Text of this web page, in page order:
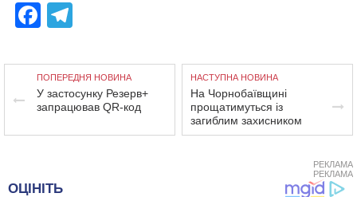
Facebook
ПОПЕРЕДНЯ НОВИНА
У застосунку Резерв+
запрацював QR-код
НАСТУПНА НОВИНА
На Чорнобаївщині
прощатимуться із
загиблим захисником
РЕКЛАМА
РЕКЛАМА